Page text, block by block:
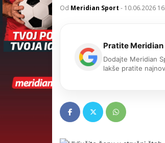
Od Meridian Sport - 10.06.2026
Pratite Meridian
Dodajte Meridian
lakše pratite